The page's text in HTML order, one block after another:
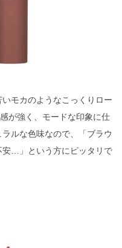
モカのようなこっくりロー
が強く、モードな印象に仕
ルな色味なので、「ブラウ
安…」という方にピッタリで